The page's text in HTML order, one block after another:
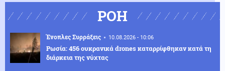
ΡΟΗ
Ένοπλες Συρράξεις 10.08.2026 - 10:06
Ρωσία: 456 ουκρανικά drones καταρρίφθηκαν κατά τη
διάρκεια της νύχτας